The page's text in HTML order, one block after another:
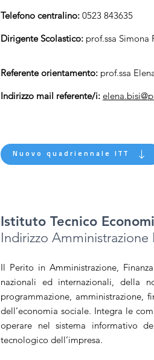
Telefono centralino: 0523 843635
Dirigente Scolastico: prof.ssa Simona
Referente orientamento: prof.ssa
Indirizzo mail referente/i:
Nuovo quadriennale ITT
Istituto Tecnico
Indirizzo Amministrazione
Il Perito in Amministrazione,
nazionali ed internazionali, della
programmazione, amministrazione,
dell’economia sociale. Integra le
operare nel sistema informativo
tecnologico dell’impresa.